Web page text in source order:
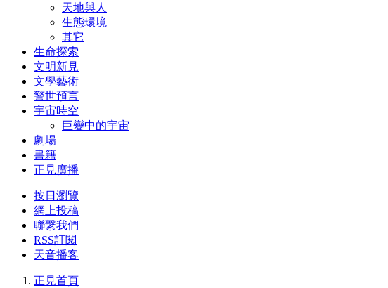
天地與人
生態環境
其它
生命探索
文明新見
文學藝術
警世預言
宇宙時空
巨變中的宇宙
劇場
書籍
正見廣播
按日瀏覽
網上投稿
聯繫我們
RSS訂閱
天音播客
正見首頁